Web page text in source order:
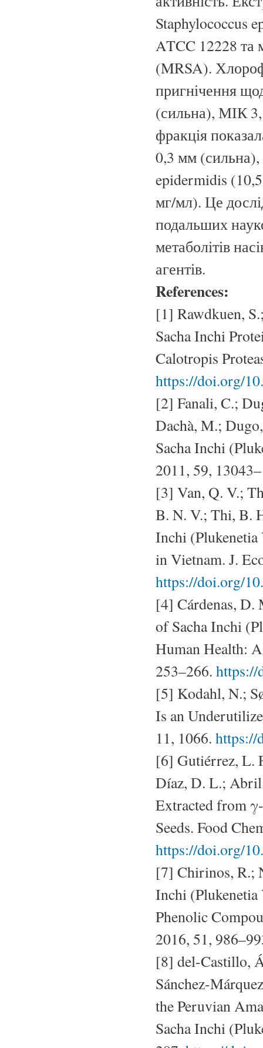
Staphylococcus
ATCC 12228 та
(MRSA).
пригнічення
(сильна), МІК
фракція
0,3 мм
epidermidis
мг/мл). Це
подальших
метаболітів
агентів.
References:
[1] Rawdkuen,
Sacha Inchi
Calotropis
https://doi.org/
[2] Fanali, C.;
Dachà, M.;
Sacha Inchi
2011, 59,
[3] Van, Q. V.;
B. N. V.; Thi, B.
Inchi
in Vietnam. J.
https://doi.org/
[4] Cárdenas,
of Sacha Inchi
Human Health:
253–266. https://
[5] Kodahl, N.;
Is an
11, 1066. https://
[6] Gutiérrez, L.
Díaz, D. L.;
Extracted from
Seeds. Food
https://doi.org/
[7] Chirinos, R.;
Inchi
Phenolic
2016, 51,
[8] del-Castillo,
Sánchez-
the Peruvian
Sacha Inchi